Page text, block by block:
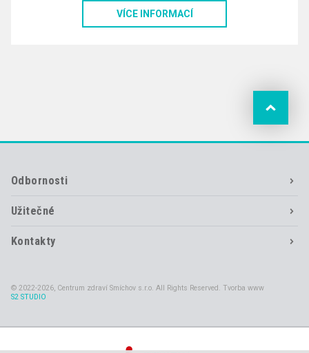
VÍCE INFORMACÍ
Odbornosti
Užitečné
Kontakty
© 2022-2026, Centrum zdraví Smíchov s.r.o. All Rights Reserved. Tvorba www
S2 STUDIO